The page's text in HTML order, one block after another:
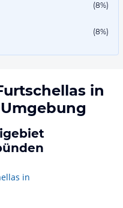
(8%)
(8%)
in
in